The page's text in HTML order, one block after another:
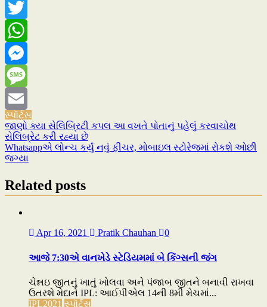
Facebook
Twitter
WhatsApp
Messenger
Message
Email
સ્પૉર્ટ્સ
Post
navigation
જાણો ક્યા સેલિબ્રિટી કપલ આ વખતે પોતાનું પહેલું કરવાચોથ
સેલિબ્રેટ કરી રહ્યા છે
Whatsappએ લોન્ચ કર્યું નવું ફીચર, મોબાઇલ સ્ટોરેજમાં રોકશે ઓછી
જગ્યા
Related posts
Apr 16, 2021 Pratik Chauhan 0
આજે 7:30એ વાનખેડે સ્ટેડિયમમાં બે કિંગ્સની જંગ
ચેન્નઇ જીતનું ખાતું ખોલવા અને પંજાબ જીતને બનાવી રાખવા
ઉતરશે મેદાને IPL: આઈપીએલ 14ની 8મી મેચમાં...
IPL2021 સ્પૉર્ટ્સ